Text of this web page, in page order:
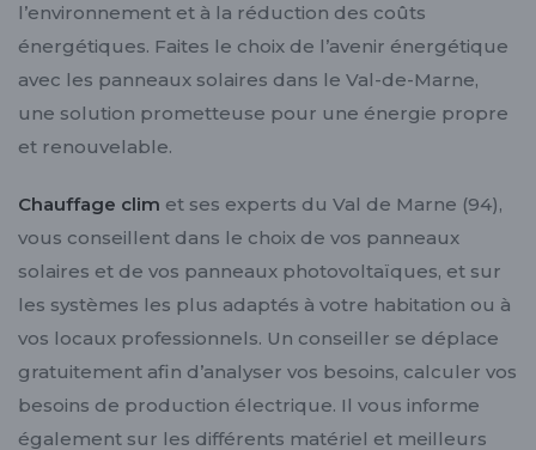
l’environnement et à la réduction des coûts
énergétiques. Faites le choix de l’avenir énergétique
avec les panneaux solaires dans le Val-de-Marne,
une solution prometteuse pour une énergie propre
et renouvelable.
Chauffage clim et ses experts du Val de Marne (94),
vous conseillent dans le choix de vos panneaux
solaires et de vos panneaux photovoltaïques, et sur
les systèmes les plus adaptés à votre habitation ou à
vos locaux professionnels. Un conseiller se déplace
gratuitement afin d’analyser vos besoins, calculer vos
besoins de production électrique. Il vous informe
également sur les différents matériel et meilleurs